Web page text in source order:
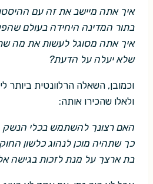
איך אתה מיישב את זה עם
בתור המדינה היחידה בעולם
איך אתה מסוגל לעשות את מה
שלא יעלה על הדעת?
וכמובן, השאלה הרלוונטית
ולאלו שהכירו אותה:
האם רצונך להשתמש בכלי הנשק
כך שתהיה מוכן לנהוג כלשון
בת ארצך על מנת לזכות בגישה